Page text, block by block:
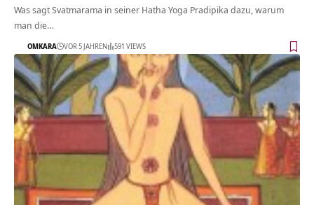
Was sagt Svatmarama in seiner Hatha Yoga Pradipika dazu, warum
man die…
OMKARA VOR 5 JAHREN 591 VIEWS